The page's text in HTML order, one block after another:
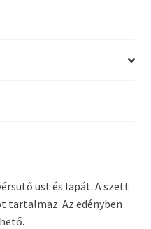
üst és lapát. A szett
tartalmaz. Az edényben